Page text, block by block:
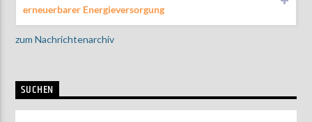
erneuerbarer Energieversorgung
zum Nachrichtenarchiv
SUCHEN